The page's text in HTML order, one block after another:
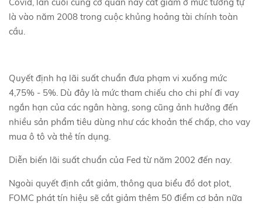
là vào năm 2008 trong cuộc khủng hoảng tài chính toàn
cầu.
Quyết định hạ lãi suất chuẩn đưa phạm vi xuống mức
4,75% - 5%. Dù đây là mức tham chiếu cho chi phí đi vay
ngắn hạn của các ngân hàng, song cũng ảnh hưởng đến
nhiều sản phẩm tiêu dùng như các khoản thế chấp, cho vay
mua ô tô và thẻ tín dụng.
Diễn biến lãi suất chuẩn của Fed từ năm 2002 đến nay.
Ngoài quyết định cắt giảm, thông qua biểu đồ dot plot,
FOMC phát tín hiệu sẽ cắt giảm thêm 50 điểm cơ bản nữa